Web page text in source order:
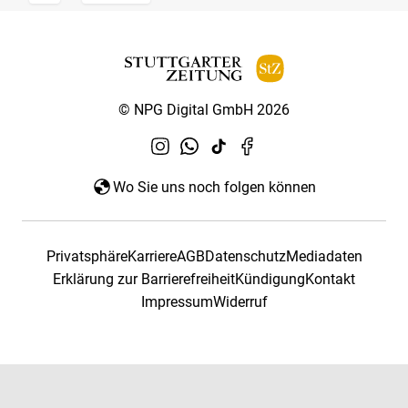
© NPG Digital GmbH 2026
Wo Sie uns noch folgen können
PrivatsphäreKarriereAGBDatenschutzMediadaten
Erklärung zur BarrierefreiheitKündigungKontakt
ImpressumWiderruf